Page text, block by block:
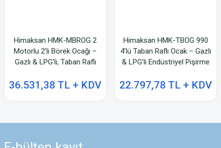
Himaksan HMK-MBROG 2
Motorlu 2’li Börek Ocağı –
Gazlı & LPG’li, Taban Raflı
36.531,38 TL + KDV
Himaksan HMK-TBOG 990
4’lü Taban Raflı Ocak – Gazlı
& LPG’li Endüstriyel Pişirme
22.797,78 TL + KDV